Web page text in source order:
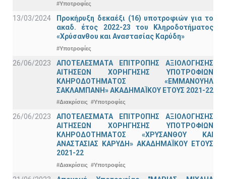
#Υποτροφίες
13/03/2024
Προκήρυξη δεκαέξι (16) υποτροφιών για το
ακαδ. έτος 2022-23 του Κληροδοτήματος
«Χρύσανθου και Αναστασίας Καρύδη»
#Υποτροφίες
26/06/2023
ΑΠΟΤΕΛΕΣΜΑΤΑ ΕΠΙΤΡΟΠΗΣ ΑΞΙΟΛΟΓΗΣΗΣ
ΑΙΤΗΣΕΩΝ ΧΟΡΗΓΗΣΗΣ ΥΠΟΤΡΟΦΙΩΝ
ΚΛΗΡΟΔΟΤΗΜΑΤΟΣ «ΕΜΜΑΝΟΥΗΛ
ΣΑΚΛΑΜΠΑΝΗ» ΑΚΑΔΗΜΑΪΚΟΥ ΕΤΟΥΣ 2021-22
#Διακρίσεις #Υποτροφίες
26/06/2023
ΑΠΟΤΕΛΕΣΜΑΤΑ ΕΠΙΤΡΟΠΗΣ ΑΞΙΟΛΟΓΗΣΗΣ
ΑΙΤΗΣΕΩΝ ΧΟΡΗΓΗΣΗΣ ΥΠΟΤΡΟΦΙΩΝ
ΚΛΗΡΟΔΟΤΗΜΑΤΟΣ «ΧΡΥΣΑΝΘΟΥ ΚΑΙ
ΑΝΑΣΤΑΣΙΑΣ ΚΑΡΥΔΗ» ΑΚΑΔΗΜΑΪΚΟΥ ΕΤΟΥΣ
2021-22
#Διακρίσεις #Υποτροφίες